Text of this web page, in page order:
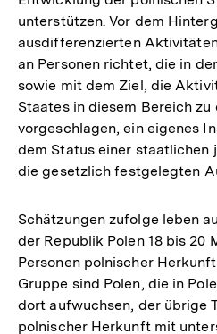
unterstützen. Vor dem
ausdifferenzierten
an Personen richtet, die in
sowie mit dem Ziel, die
Staates in diesem Bereich
vorgeschlagen, ein eigenes
dem Status einer staatlichen
die gesetzlich festgelegten
Schätzungen zufolge leben
der Republik Polen 18 bis 20
Personen polnischer
Gruppe sind Polen, die in
dort aufwuchsen, der übrige
polnischer Herkunft mit